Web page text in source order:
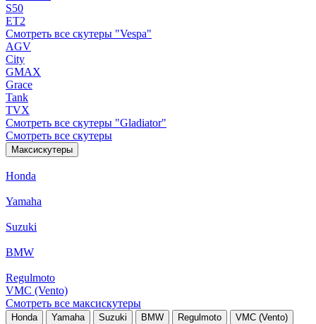
S50
ET2
Смотреть все скутеры "Vespa"
AGV
City
GMAX
Grace
Tank
TVX
Смотреть все скутеры "Gladiator"
Смотреть все скутеры
Максискутеры
Honda
Yamaha
Suzuki
BMW
Regulmoto
VMC (Vento)
Смотреть все максискутеры
Honda Yamaha Suzuki BMW Regulmoto VMC (Vento)